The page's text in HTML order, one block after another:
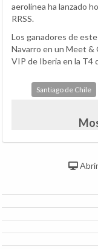
aerolínea ha lanzado
RRSS.
Los ganadores de
Navarro en un Meet &
VIP de Iberia en la T4
Santiago de Chile
Abrir